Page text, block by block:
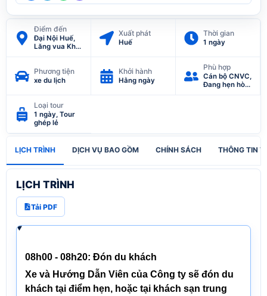
Điểm đến
Đại Nội Huế,
Lăng vua Khải
Chùa Thiên
Mụ
Xuất phát
Huế
Thời gian
1 ngày
Phương tiện
xe du lịch
Khởi hành
Hằng ngày
Phù hợp
Cán bộ CNVC,
Đang hẹn hò,
Loại tour
1 ngày, Tour
ghép lẻ
LỊCH TRÌNH DỊCH VỤ BAO GỒM CHÍNH SÁCH THÔNG TIN
LỊCH TRÌNH
Tải PDF
08h00 - 08h20: Đón du khách
Xe và Hướng Dẫn Viên của Công ty sẽ đón du
khách tại điểm hẹn, hoặc tại khách sạn trung